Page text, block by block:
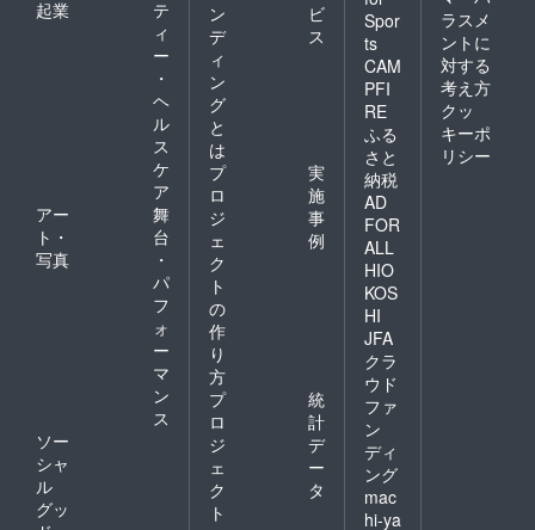
起業
テ
ィ
ー
・
ヘ
ル
ス
ケ
ア
アー
ト・
写真
舞
台
・
パ
フ
ォ
ー
マ
ン
ス
ソー
シャ
ル
グッ
ン
デ
ィ
ン
グ
と
は
ビ
ス
プ
ロ
ジ
ェ
ク
ト
の
作
り
方
実
施
事
例
プ
ロ
ジ
ェ
ク
ト
統
計
デ
ー
タ
Spor
ts
CAM
PFI
RE
ふる
さと
納税
AD
FOR
ALL
HIO
KOS
HI
JFA
クラ
ウド
ファ
ン
ディ
ング
mac
hi-ya
ラスメ
ントに
対する
考え方
クッ
キーポ
リシー